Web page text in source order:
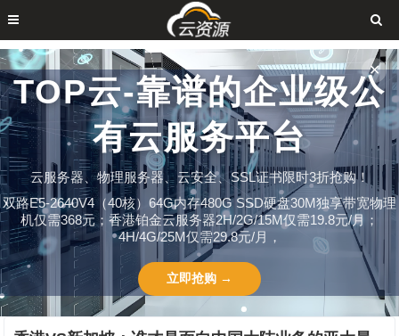
TOP云-靠谱的企业级公
有云服务平台
云服务器、物理服务器、云安全、SSL证书限时3折抢购！
双路E5-2640V4（40核）64G内存480G SSD硬盘30M独享带宽物理
机仅需368元；香港铂金云服务器2H/2G/15M仅需19.8元/月；
4H/4G/25M仅需29.8元/月，
立即抢购 →
✕